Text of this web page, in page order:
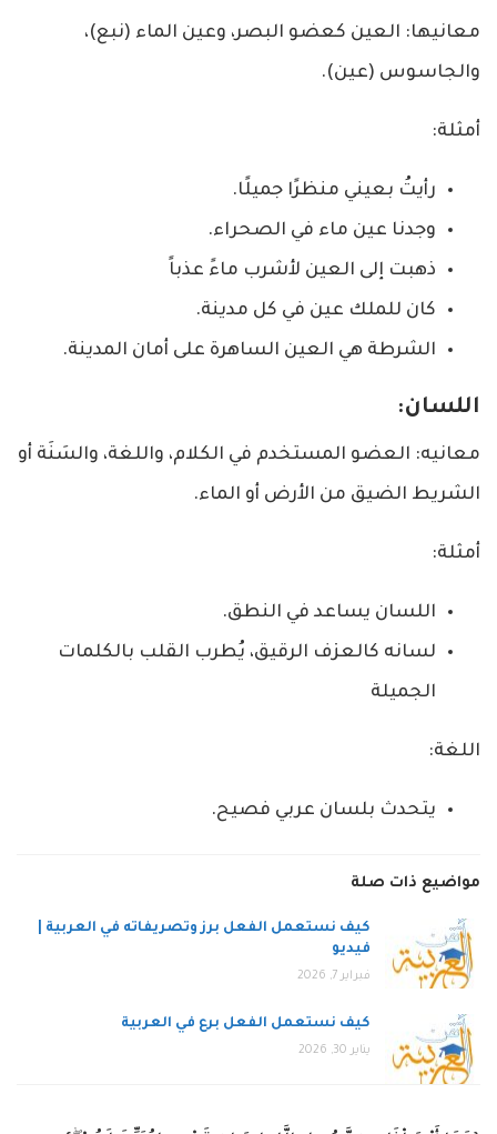
معانيها: العين كعضو البصر، وعين الماء (نبع)،
والجاسوس (عين).
أمثلة:
رأيتُ بعيني منظرًا جميلًا.
وجدنا عين ماء في الصحراء.
ذهبت إلى العين لأشرب ماءً عذباً
كان للملك عين في كل مدينة.
الشرطة هي العين الساهرة على أمان المدينة.
اللسان:
معانيه: العضو المستخدم في الكلام، واللغة، والسَنَة أو
الشريط الضيق من الأرض أو الماء.
أمثلة:
اللسان يساعد في النطق.
لسانه كالعزف الرقيق، يُطرب القلب بالكلمات
الجميلة
اللغة:
يتحدث بلسان عربي فصيح.
مواضيع ذات صلة
كيف نستعمل الفعل برز وتصريفاته في العربية |
فيديو
فبراير 7, 2026
كيف نستعمل الفعل برع في العربية
يناير 30, 2026